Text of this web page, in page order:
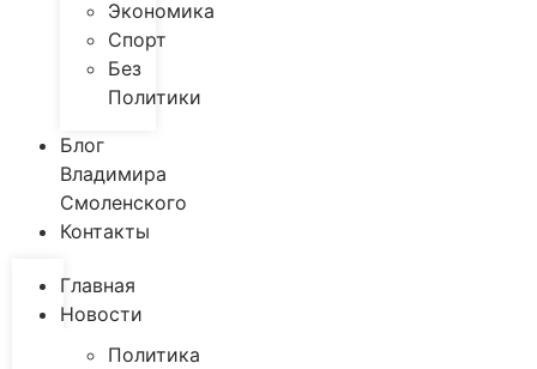
Экономика
Спорт
Без
Политики
Блог
Владимира
Смоленского
Контакты
Главная
Новости
Политика